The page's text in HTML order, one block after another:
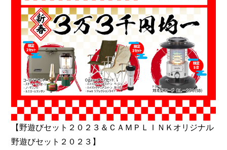
【野遊びセット２０２３＆ＣＡＭＰＬＩＮＫオリジナル
野遊びセット２０２３】